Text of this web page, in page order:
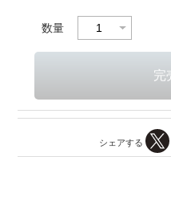
数量
シェアする